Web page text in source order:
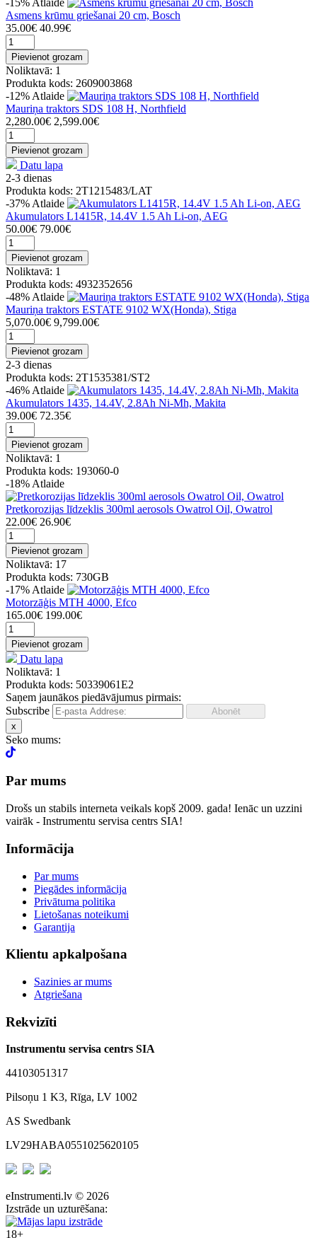
Asmens krūmu griešanai 20 cm, Bosch
35.00€ 40.99€
Pievienot grozam
Noliktavā: 1
Produkta kods: 2609003868
-12% Atlaide
Mauriņa traktors SDS 108 H, Northfield
2,280.00€ 2,599.00€
Pievienot grozam
Datu lapa
2-3 dienas
Produkta kods: 2T1215483/LAT
-37% Atlaide
Akumulators L1415R, 14.4V 1.5 Ah Li-on, AEG
50.00€ 79.00€
Pievienot grozam
Noliktavā: 1
Produkta kods: 4932352656
-48% Atlaide
Mauriņa traktors ESTATE 9102 WX(Honda), Stiga
5,070.00€ 9,799.00€
Pievienot grozam
2-3 dienas
Produkta kods: 2T1535381/ST2
-46% Atlaide
Akumulators 1435, 14.4V, 2.8Ah Ni-Mh, Makita
39.00€ 72.35€
Pievienot grozam
Noliktavā: 1
Produkta kods: 193060-0
-18% Atlaide
Pretkorozijas līdzeklis 300ml aerosols Owatrol Oil, Owatrol
22.00€ 26.90€
Pievienot grozam
Noliktavā: 17
Produkta kods: 730GB
-17% Atlaide
Motorzāģis MTH 4000, Efco
165.00€ 199.00€
Pievienot grozam
Datu lapa
Noliktavā: 1
Produkta kods: 50339061E2
Saņem jaunākos piedāvājumus pirmais:
Subscribe
x
Seko mums:
Par mums
Drošs un stabils interneta veikals kopš 2009. gada! Ienāc un uzzini
vairāk - Instrumentu servisa centrs SIA!
Informācija
Par mums
Piegādes informācija
Privātuma politika
Lietošanas noteikumi
Garantija
Klientu apkalpošana
Sazinies ar mums
Atgriešana
Rekvizīti
Instrumentu servisa centrs SIA
44103051317
Pilsoņu 1 K3, Rīga, LV 1002
AS Swedbank
LV29HABA0551025620105
eInstrumenti.lv © 2026
Izstrāde un uzturēšana:
18+